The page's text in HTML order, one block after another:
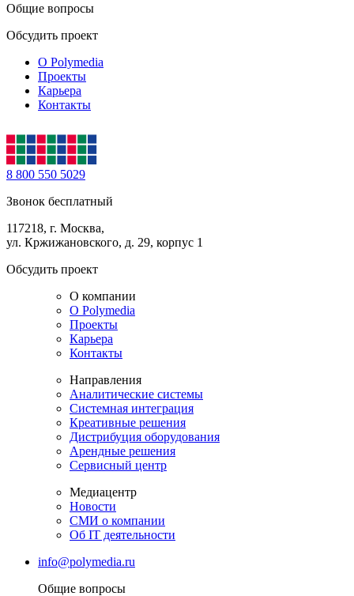
Общие вопросы
Обсудить проект
О Polymedia
Проекты
Карьера
Контакты
8 800 550 5029
Звонок бесплатный
117218, г. Москва,
ул. Кржижановского, д. 29, корпус 1
Обсудить проект
О компании
О Polymedia
Проекты
Карьера
Контакты
Направления
Аналитические системы
Системная интеграция
Креативные решения
Дистрибуция оборудования
Арендные решения
Сервисный центр
Медиацентр
Новости
СМИ о компании
Об IT деятельности
info@polymedia.ru
Общие вопросы